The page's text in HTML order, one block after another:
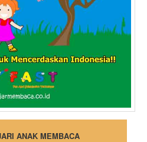
ANAK MEMBACA